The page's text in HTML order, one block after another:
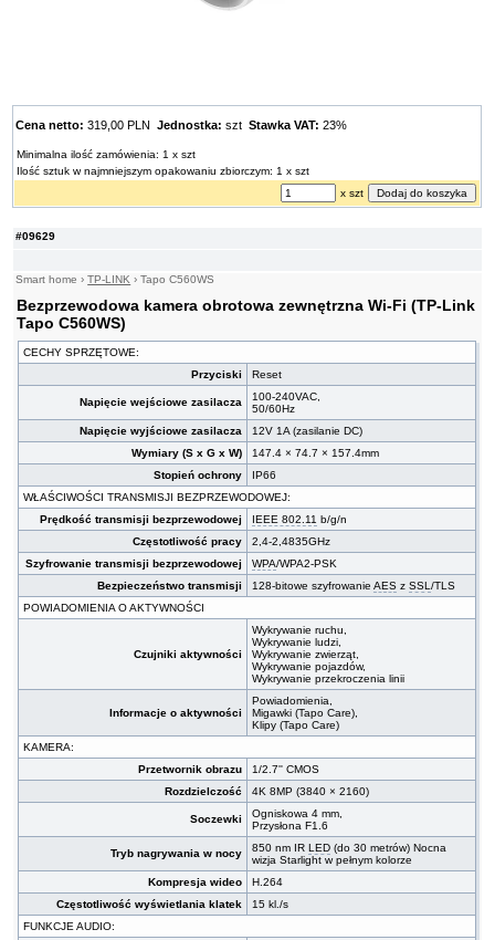
#09629
Smart home ›TP-LINK ›Tapo C560WS
Bezprzewodowa kamera obrotowa zewnętrzna Wi-Fi (TP-Link
Tapo C560WS)
CECHY SPRZĘTOWE:
Przyciski
Reset
Napięcie wejściowe zasilacza
100-240VAC,
50/60Hz
Napięcie wyjściowe zasilacza
12V 1A (zasilanie DC)
Wymiary (S x G x W)
147.4 × 74.7 × 157.4mm
Stopień ochrony
IP66
WŁAŚCIWOŚCI TRANSMISJI BEZPRZEWODOWEJ:
Prędkość transmisji bezprzewodowej
IEEE 802.11 b/g/n
Częstotliwość pracy
2,4-2,4835GHz
Szyfrowanie transmisji bezprzewodowej
WPA/WPA2-PSK
Bezpieczeństwo transmisji
128-bitowe szyfrowanieAES zSSL/TLS
POWIADOMIENIA O AKTYWNOŚCI
Czujniki aktywności
Wykrywanie ruchu,
Wykrywanie ludzi,
Wykrywanie zwierząt,
Wykrywanie pojazdów,
Wykrywanie przekroczenia linii
Informacje o aktywności
Powiadomienia,
Migawki (Tapo Care),
Klipy (Tapo Care)
KAMERA:
Przetwornik obrazu
1/2.7'' CMOS
Rozdzielczość
4K 8MP (3840 × 2160)
Soczewki
Ogniskowa 4 mm,
Przysłona F1.6
Tryb nagrywania w nocy 850 nm IRLED (do 30 metrów) Nocna
wizja Starlight w pełnym kolorze
Kompresja wideo
H.264
Częstotliwość wyświetlania klatek
15 kl./s
FUNKCJE AUDIO:
Cena netto: 319,00 PLNJednostka: sztStawka VAT: 23%
Minimalna ilość zamówienia: 1 x szt
Ilość sztuk w najmniejszym opakowaniu zbiorczym: 1 x szt
x szt